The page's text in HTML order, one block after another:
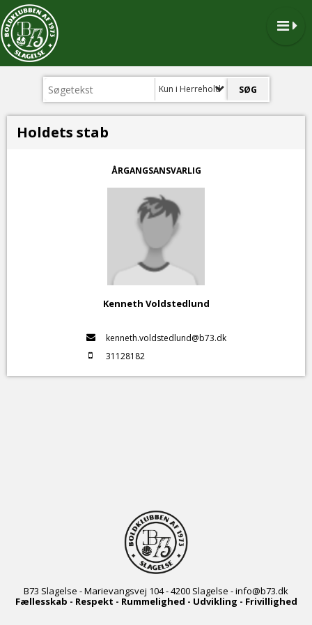
Kun i Herrehold
Holdets stab
ÅRGANGSANSVARLIG
Kenneth Voldstedlund
kenneth.voldstedlund@b73.dk
31128182
B73 Slagelse - Marievangsvej 104 - 4200 Slagelse -info@b73.dk
Fællesskab - Respekt - Rummelighed - Udvikling - Frivillighed